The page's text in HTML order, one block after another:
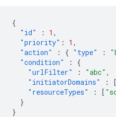
{
"id"
: 1 ,
"priority" : 1 ,
"action"
: { "type" :
"condition"
:
{
"urlFilter"
: "abc" ,
"initiatorDomains"
: [
"resourceTypes"
: [
}
}